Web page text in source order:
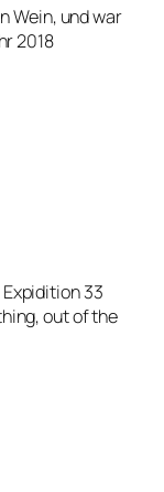
Wein, und war
2018
33
out of the